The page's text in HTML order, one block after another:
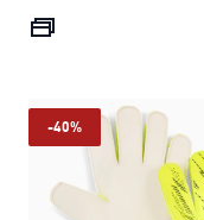
precio
-40%